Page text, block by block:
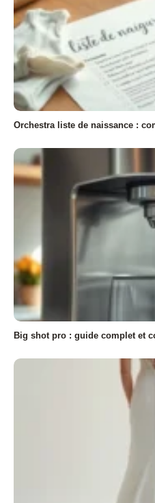
Orchestra liste de naissance :
Big shot pro : guide complet et